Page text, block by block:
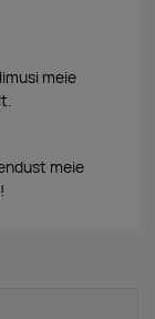
meie
meie